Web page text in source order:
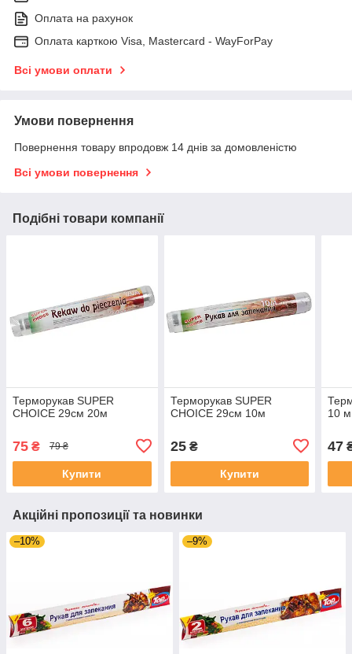
Оплата на рахунок
Оплата карткою Visa, Mastercard - WayForPay
Всі умови оплати
Умови повернення
Повернення товару впродовж 14 днів за домовленістю
Всі умови повернення
Подібні товари компанії
Терморукав SUPER
CHOICE 29см 20м
75 ₴ 79 ₴
Купити
Терморукав SUPER
CHOICE 29см 10м
25₴
Купити
10 м
47
Акційні пропозиції та новинки
–10% –9%